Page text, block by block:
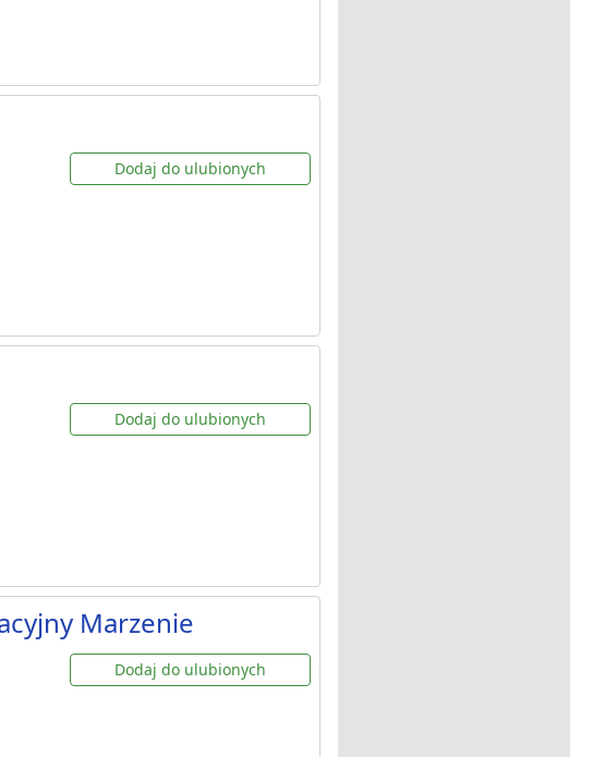
Dodaj do ulubionych
Dodaj do ulubionych
Marzenie
Dodaj do ulubionych